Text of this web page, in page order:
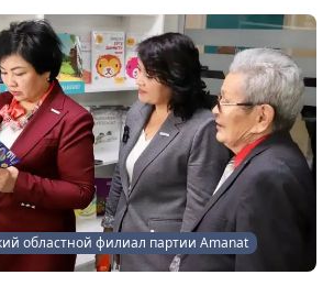
областной филиал партии Amanat